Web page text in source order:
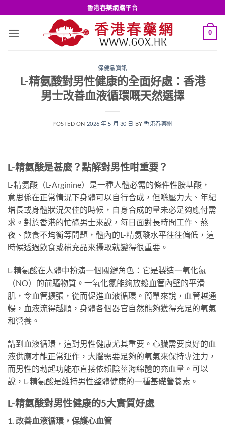
to
content
香港春藥網購平台
0
保健品資訊
L-精氨酸對男性健康的全面好處：香港
男士改善血液循環嘅天然選擇
POSTED ON 2026 年 5 月 30 日 BY香港春藥網
L-精氨酸是甚麼？點解對男性咁重要？
L-精氨酸（L-Arginine）是一種人體必需的條件性胺基酸，
意思係在正常情況下身體可以自行合成，但喺壓力大、年紀
增長或身體狀況欠佳的時候，自身合成的量未必足夠應付需
求。對於香港的忙碌男士來說，每日面對長時間工作、熬
夜、飲食不均衡等問題，體內的L-精氨酸水平往往偏低，這
時候透過飲食或補充品來攝取就變得很重要。
L-精氨酸在人體中扮演一個關鍵角色：它是製造一氧化氮
（NO）的前驅物質。一氧化氮能夠放鬆血管內壁的平滑
肌，令血管擴張，從而促進血液循環。簡單來說，血管越通
暢，血液流得越順，身體各個器官自然能夠獲得充足的氧氣
和營養。
講到血液循環，這對男性健康尤其重要。心臟需要良好的血
液供應才能正常運作，大腦需要足夠的氧氣來保持專注力，
而男性的勃起功能亦直接依賴陰莖海綿體的充血量。可以
說，L-精氨酸是維持男性整體健康的一種基礎營養素。
L-精氨酸對男性健康的5大實質好處
1. 改善血液循環，保護心血管